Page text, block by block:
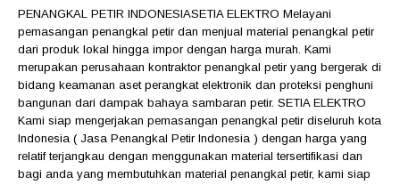
PENANGKAL PETIR INDONESIASETIA ELEKTRO Melayani
pemasangan penangkal petir dan menjual material penangkal petir
dari produk lokal hingga impor dengan harga murah. Kami
merupakan perusahaan kontraktor penangkal petir yang bergerak di
bidang keamanan aset perangkat elektronik dan proteksi penghuni
bangunan dari dampak bahaya sambaran petir. SETIA ELEKTRO
Kami siap mengerjakan pemasangan penangkal petir diseluruh kota
Indonesia ( Jasa Penangkal Petir Indonesia ) dengan harga yang
relatif terjangkau dengan menggunakan material tersertifikasi dan
bagi anda yang membutuhkan material penangkal petir, kami siap